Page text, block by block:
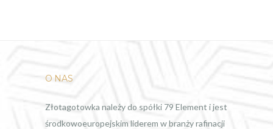
O NAS
Złotagotowka należy do spółki 79 Element i jest
środkowoeuropejskim liderem w branży rafinacji